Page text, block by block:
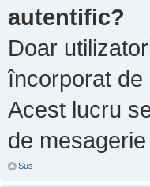
autentific?
Doar
încorporat de
Acest lucru
de
Sus